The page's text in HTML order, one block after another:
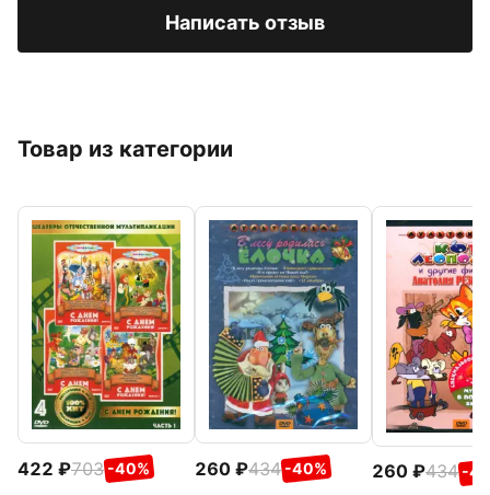
Написать отзыв
Товар из категории
422 703 -40% 260 434 -40% 260 434 -